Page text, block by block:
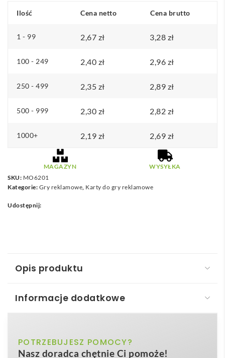
Ilość Cena netto Cena brutto
1 - 99 2,67 zł 3,28 zł
100 - 249 2,40 zł 2,96 zł
250 - 499 2,35 zł 2,89 zł
500 - 999 2,30 zł 2,82 zł
1000+ 2,19 zł 2,69 zł
MAGAZYN
WYSYŁKA
SKU: MO6201
Kategorie: Gry reklamowe, Karty do gry reklamowe
Udostępnij:
Opis produktu
gadżet reklamowy, który łączy rozrywkę z troską o
Informacje dodatkowe
Kolor
beżowy
POTRZEBUJESZ POMOCY?
Nasz doradca chętnie Ci pomoże!